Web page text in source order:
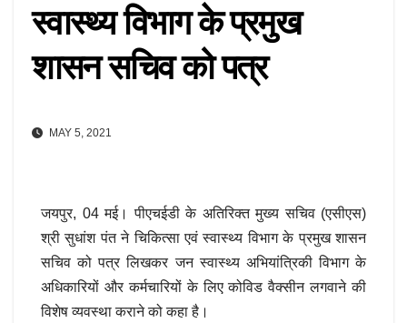
स्वास्थ्य विभाग के प्रमुख
शासन सचिव को पत्र
MAY 5, 2021
जयपुर, 04 मई। पीएचईडी के अतिरिक्त मुख्य सचिव (एसीएस)
श्री सुधांश पंत ने चिकित्सा एवं स्वास्थ्य विभाग के प्रमुख शासन
सचिव को पत्र लिखकर जन स्वास्थ्य अभियांत्रिकी विभाग के
अधिकारियों और कर्मचारियों के लिए कोविड वैक्सीन लगवाने की
विशेष व्यवस्था कराने को कहा है।